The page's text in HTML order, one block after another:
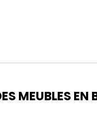
MEUBLES EN